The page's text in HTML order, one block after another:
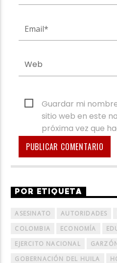
Guardar mi
sitio web en este
próxima vez que
POR ETIQUETA
ASESINATO AUTORIDADES
COLOMBIA
ECONOMÍA
EJERCITO NACIONAL
GOBERNACIÓN DEL HUILA